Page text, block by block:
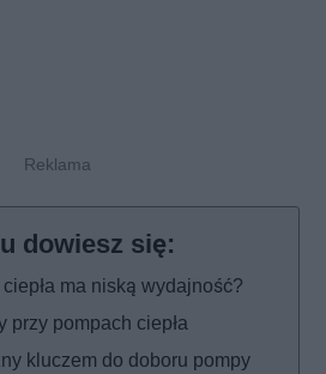
ma niską wydajność?
przy pompach ciepła
kluczem do doboru pompy